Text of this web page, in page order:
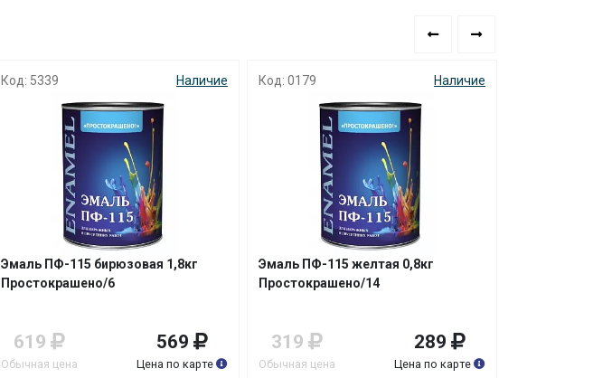
Код: 5339 Наличие
Эмаль ПФ-115 бирюзовая 1,8кг
Простокрашено/6
619
Обычная цена
569
Цена по карте
Код: 0179 Наличие
Эмаль ПФ-115 желтая 0,8кг
Простокрашено/14
319
Обычная цена
289
Цена по карте
раз в 2 недели